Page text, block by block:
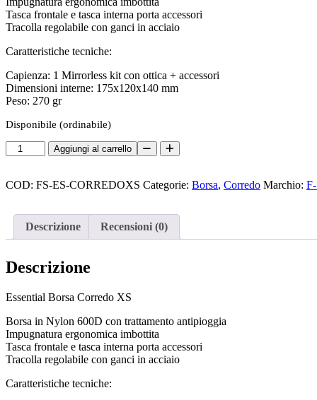
Tasca frontale e tasca interna porta accessori
Tracolla regolabile con ganci in acciaio
Caratteristiche tecniche:
Capienza: 1 Mirrorless kit con ottica + accessori
Dimensioni interne: 175x120x140 mm
Peso: 270 gr
Disponibile (ordinabile)
System
Corredo
Aggiungi al carrello
COD: FS-ES-CORREDOXS Categorie: Borsa, Corredo Marchio:
Descrizione Recensioni (0)
Descrizione
Essential Borsa Corredo XS
Borsa in Nylon 600D con trattamento antipioggia
Impugnatura ergonomica imbottita
Tasca frontale e tasca interna porta accessori
Tracolla regolabile con ganci in acciaio
Caratteristiche tecniche: